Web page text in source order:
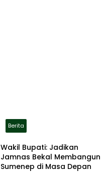
Berita
Wakil Bupati: Jadikan
Jamnas Bekal Membangun
Sumenep di Masa Depan